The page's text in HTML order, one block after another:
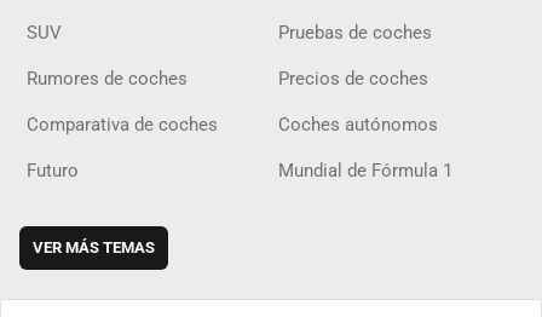
SUV Pruebas de coches
Rumores de coches Precios de coches
Comparativa de coches Coches autónomos
Futuro Mundial de Fórmula 1
VER MÁS TEMAS